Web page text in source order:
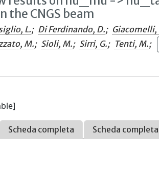
the CNGS beam
L.; Di Ferdinando, D.; Giacomelli,
M.; Sioli, M.; Sirri, G.; Tenti, M.;
Scheda completa Scheda